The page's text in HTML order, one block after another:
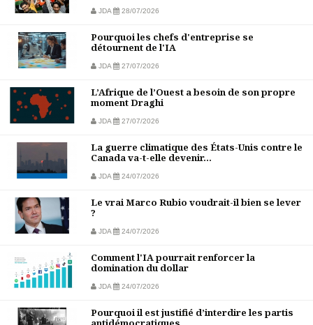
JDA 28/07/2026
Pourquoi les chefs d'entreprise se
détournent de l'IA
JDA 27/07/2026
L’Afrique de l’Ouest a besoin de son propre
moment Draghi
JDA 27/07/2026
La guerre climatique des États-Unis contre le
Canada va-t-elle devenir...
JDA 24/07/2026
Le vrai Marco Rubio voudrait-il bien se lever
?
JDA 24/07/2026
Comment l'IA pourrait renforcer la
domination du dollar
JDA 24/07/2026
Pourquoi il est justifié d’interdire les partis